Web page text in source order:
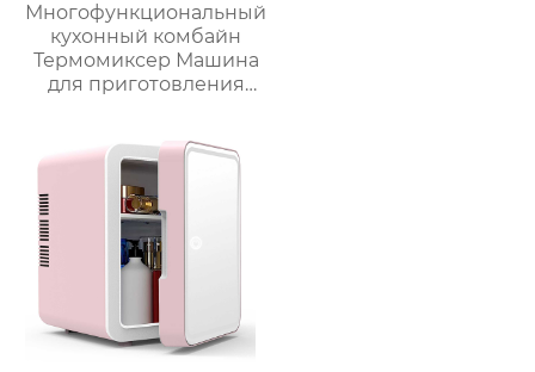
Многофункциональный
кухонный комбайн
Термомиксер Машина
для приготовления